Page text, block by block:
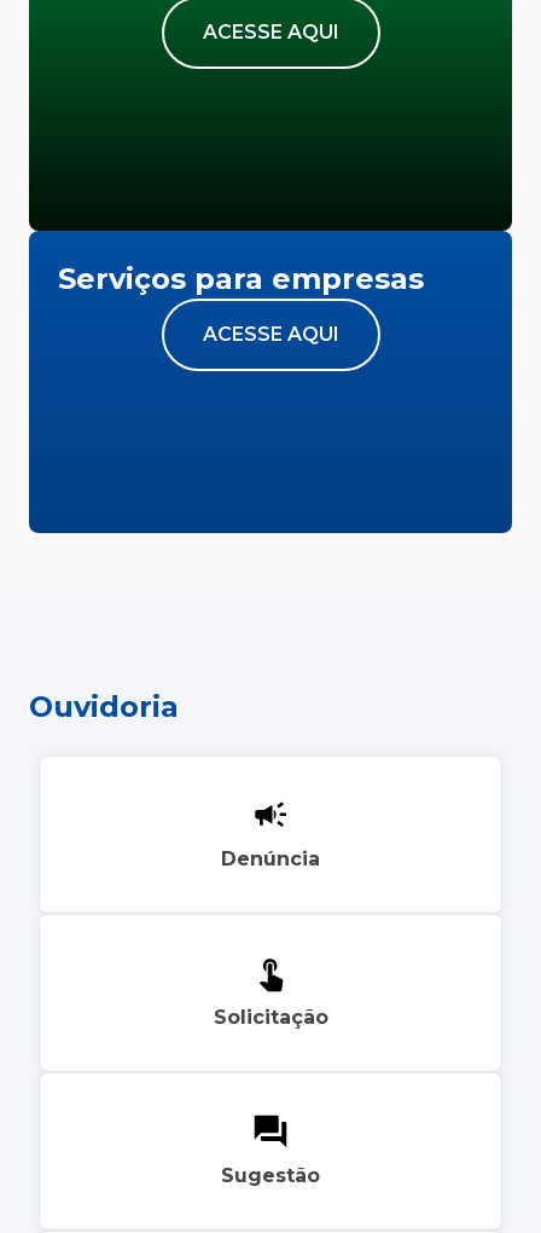
ACESSE AQUI
Serviços para empresas
ACESSE AQUI
Ouvidoria
Denúncia
Solicitação
Sugestão